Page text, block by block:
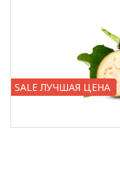
SALE ЛУЧШАЯ ЦЕНА